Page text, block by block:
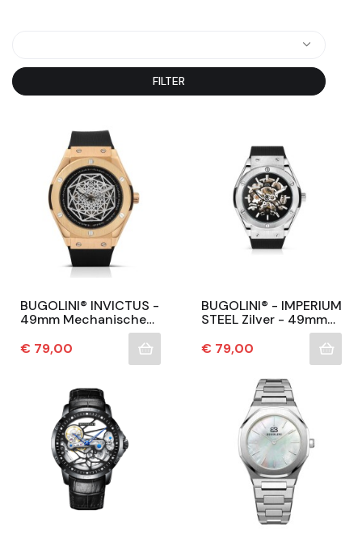
FILTER
BUGOLINI® INVICTUS -
49mm Mechanische
Automatische Horloge
Voor Mannen - Donker
Goud -...
Prijs
€ 79,00
BUGOLINI® - IMPERIUM
STEEL Zilver - 49mm
Mechanische Horloge
Voor Mannen -
Automatisch Luxe
Prijs
€ 79,00